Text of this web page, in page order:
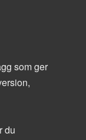
som ger
du